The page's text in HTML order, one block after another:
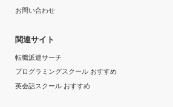
お問い合わせ
関連サイト
転職派遣サーチ
プログラミングスクール おすすめ
英会話スクール おすすめ